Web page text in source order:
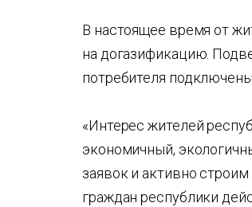
В настоящее время от
на догазификацию.
потребителя
«Интерес жителей
экономичный,
заявок и активно
граждан республики